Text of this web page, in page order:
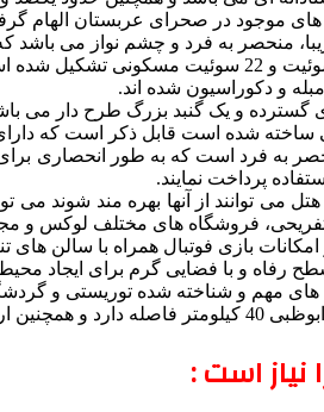
موجود در صحرای عربستان الهام
منحصر به فرد و چشم نواز می
و دکوراسیون شده اند.
و یک گنبد بزرگ طرح‌ دار می
ارتفاع و 42 متر عرض می باشد و به عنوان بزرگترین گنبد در جهان نیز شناخته می
است که به طور انحصاری برای
پرداخت نمایند.
بازی فوتبال همراه با سالن
سطح رفاه و با فضایی گرم برای ایجاد
های مهم و شناخته شده توریستی و
امارات وجود دارد.
نیاز است :